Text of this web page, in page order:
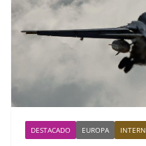
DESTACADO EUROPA